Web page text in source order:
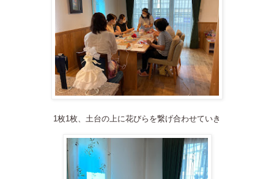
1枚1枚、土台の上に花びらを繋げ合わせていき